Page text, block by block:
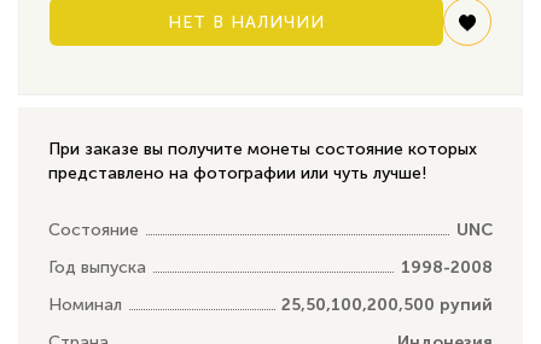
НЕТ В НАЛИЧИИ
При заказе вы получите монеты состояние которых
представлено на фотографии или чуть лучше!
Состояние
UNC
Год выпуска
1998-2008
Номинал
25,50,100,200,500 рупий